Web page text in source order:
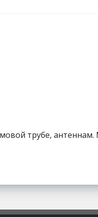
трубе, антеннам.